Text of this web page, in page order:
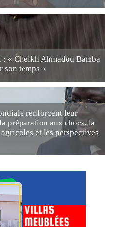
« Cheikh Ahmadou Bamba
son temps »
renforcent leur
préparation aux chocs, la
et les perspectives